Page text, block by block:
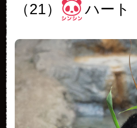
（21） ハート